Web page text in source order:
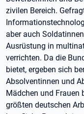
zivilen Bereich.
aber auch
Ausrüstung in
verrichten. Da die
bietet, ergeben sich
Absolventinnen und
Mädchen und Frauen
größten deutschen